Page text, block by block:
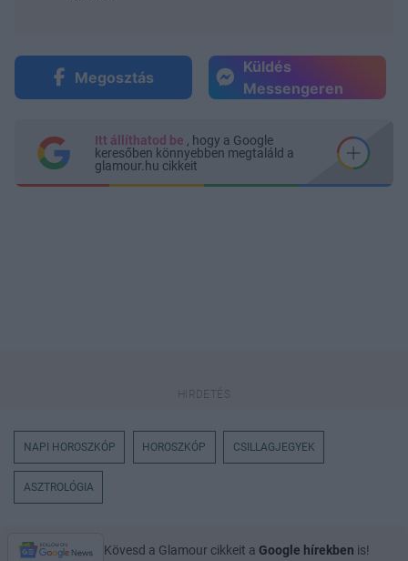
Megosztás
Küldés
Messengeren
Itt állíthatod be , hogy a Google
keresőben könnyebben megtaláld a
glamour.hu cikkeit
NAPI HOROSZKÓP HOROSZKÓP CSILLAGJEGYEK
ASZTROLÓGIA
Kövesd a Glamour cikkeit a Google hírekben is!